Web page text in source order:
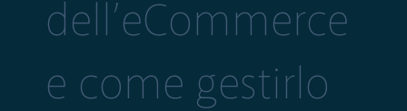
dell’eCommerce
e come gestirlo